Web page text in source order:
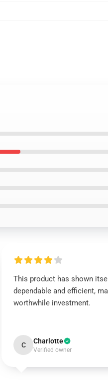
This product has shown
dependable and efficient,
worthwhile investment.
C Charlotte
Verified owner